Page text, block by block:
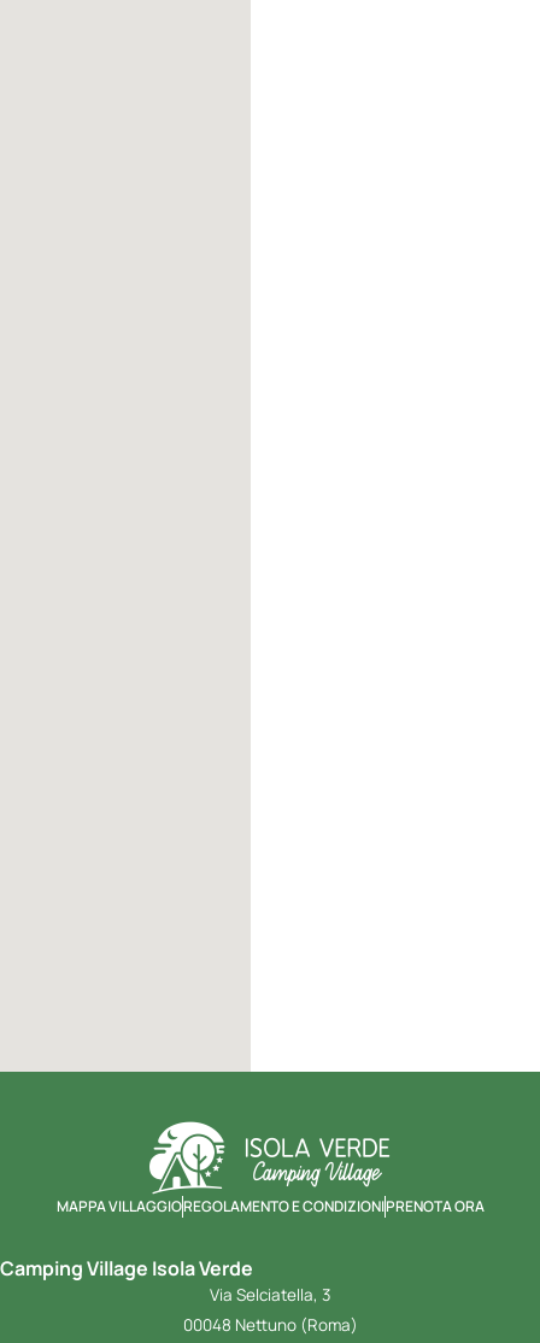
Camping Village Isola Verde
Via Selciatella, 3
00048 Nettuno (Roma)
MAPPA VILLAGGIOREGOLAMENTO E CONDIZIONIPRENOTA ORA